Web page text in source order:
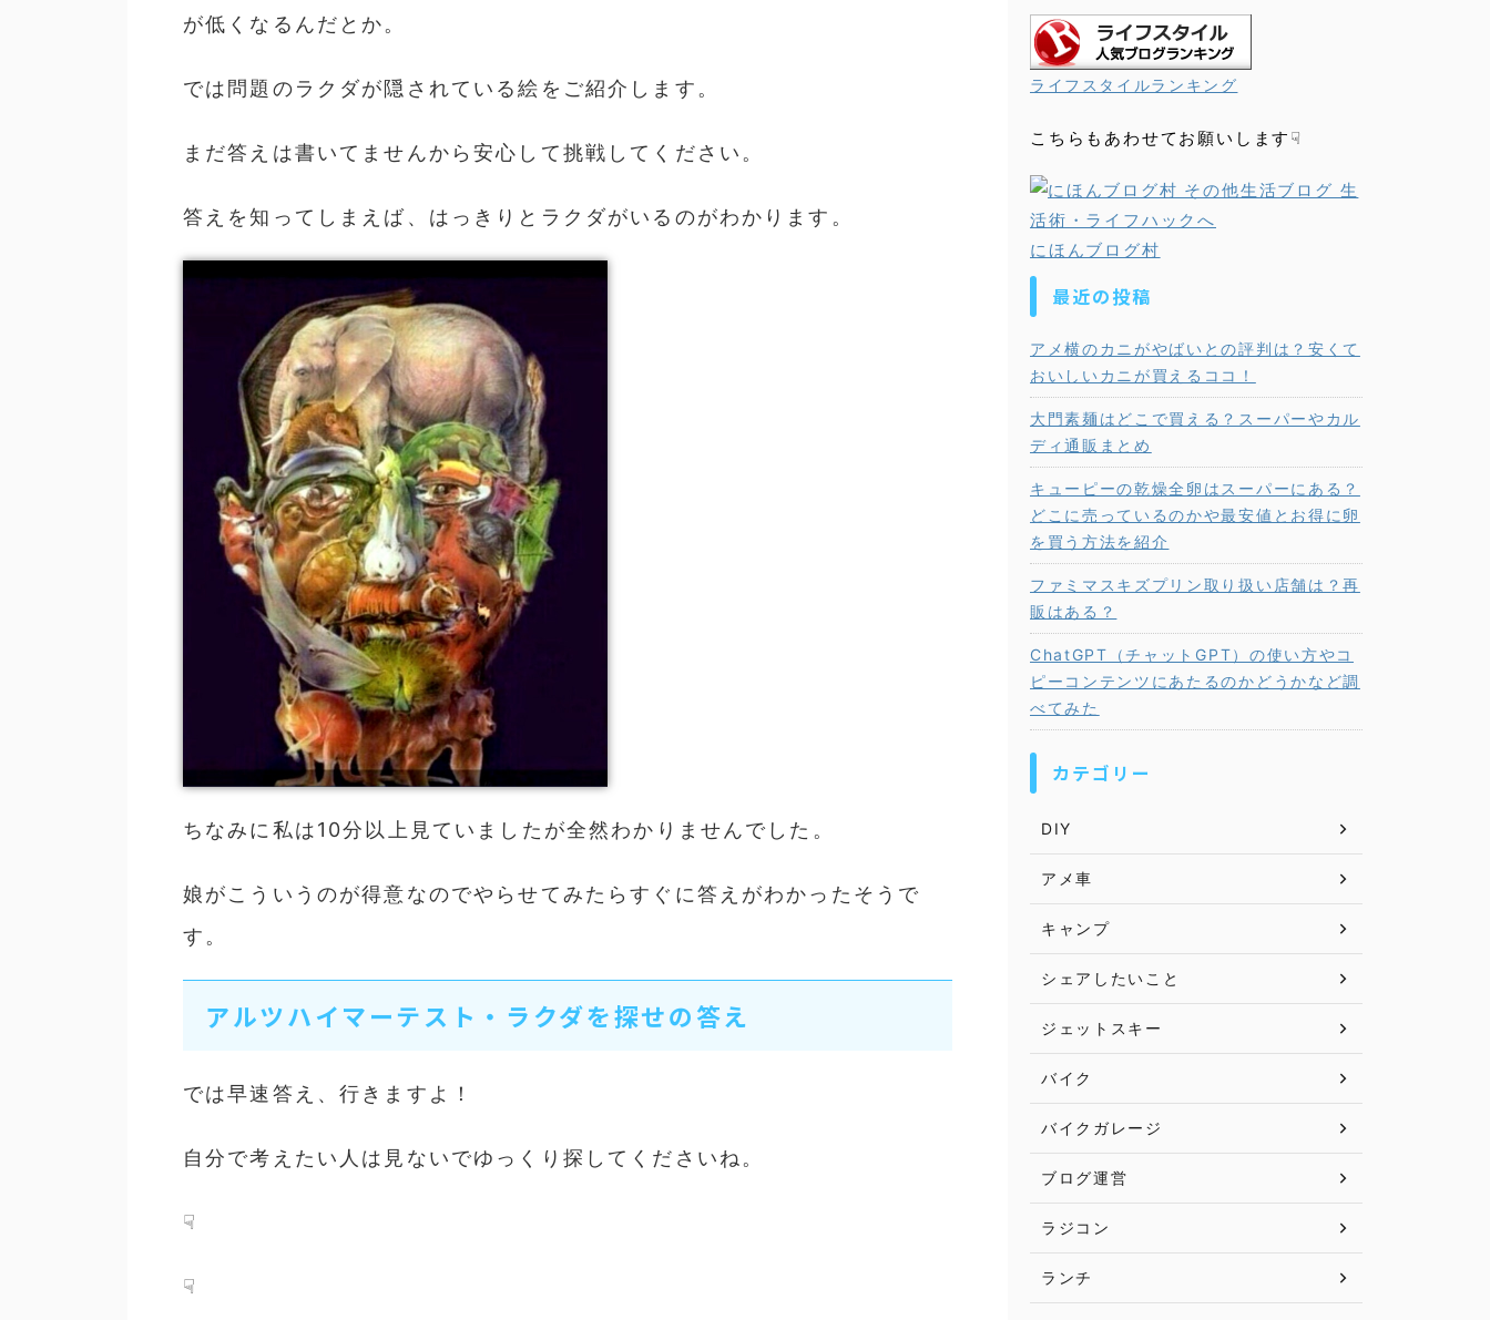
が低くなるんだとか。
では問題のラクダが隠されている絵をご紹介します。
まだ答えは書いてませんから安心して挑戦してください。
答えを知ってしまえば、はっきりとラクダがいるのがわかります。
ちなみに私は10分以上見ていましたが全然わかりませんでした。
娘がこういうのが得意なのでやらせてみたらすぐに答えがわかったそうで
す。
アルツハイマーテスト・ラクダを探せの答え
では早速答え、行きますよ！
自分で考えたい人は見ないでゆっくり探してくださいね。
☟
☟
ライフスタイルランキング
こちらもあわせてお願いします☟
にほんブログ村
最近の投稿
アメ横のカニがやばいとの評判は？安くて
おいしいカニが買えるココ！
大門素麺はどこで買える？スーパーやカル
ディ通販まとめ
キューピーの乾燥全卵はスーパーにある？
どこに売っているのかや最安値とお得に卵
を買う方法を紹介
ファミマスキズプリン取り扱い店舗は？再
販はある？
ChatGPT（チャットGPT）の使い方やコ
ピーコンテンツにあたるのかどうかなど調
べてみた
カテゴリー
DIY
アメ車
キャンプ
シェアしたいこと
ジェットスキー
バイク
バイクガレージ
ブログ運営
ラジコン
ランチ